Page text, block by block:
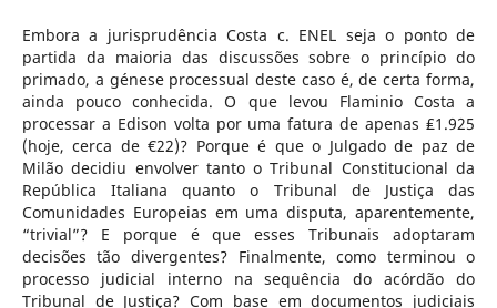
Embora a jurisprudência Costa c. ENEL seja o ponto de
partida da maioria das discussões sobre o princípio do
primado, a génese processual deste caso é, de certa forma,
ainda pouco conhecida. O que levou Flaminio Costa a
processar a Edison volta por uma fatura de apenas ₤1.925
(hoje, cerca de €22)? Porque é que o Julgado de paz de
Milão decidiu envolver tanto o Tribunal Constitucional da
República Italiana quanto o Tribunal de Justiça das
Comunidades Europeias em uma disputa, aparentemente,
“trivial”? E porque é que esses Tribunais adoptaram
decisões tão divergentes? Finalmente, como terminou o
processo judicial interno na sequência do acórdão do
Tribunal de Justiça? Com base em documentos judiciais